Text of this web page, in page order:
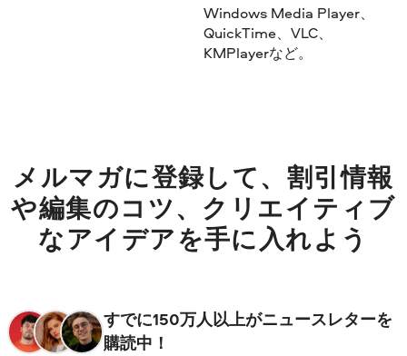
Windows Media Player、
QuickTime、VLC、
KMPlayerなど。
メルマガに登録して、割引情報
や編集のコツ、クリエイティブ
なアイデアを手に入れよう
すでに150万人以上がニュースレターを
購読中！